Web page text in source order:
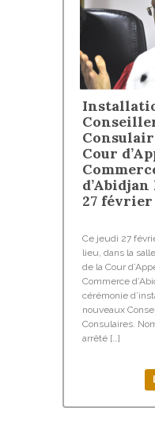
Cour
27 février
Ce jeudi 27
lieu, dans la
de la Cour
Commerce
cérémonie
nouveaux
Consulaires.
arrêté […]